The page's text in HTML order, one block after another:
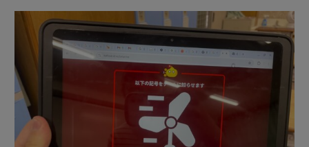
This
tax
purposes.
Language